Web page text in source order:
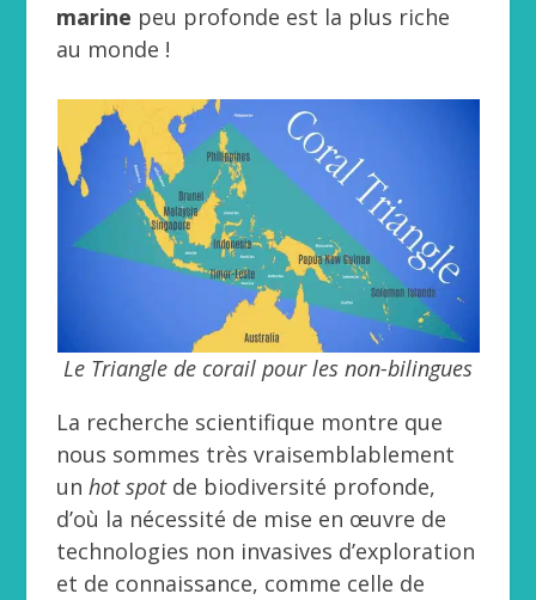
marine peu profonde est la plus riche
au monde !
Le Triangle de corail pour les non-bilingues
La recherche scientifique montre que
nous sommes très vraisemblablement
unhot spotde biodiversité profonde,
d’où la nécessité de mise en œuvre de
technologies non invasives d’exploration
et de connaissance, comme celle de